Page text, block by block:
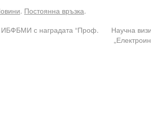
. Постоянна връзка.
ИБФБМИ с наградата “Проф.
Научна